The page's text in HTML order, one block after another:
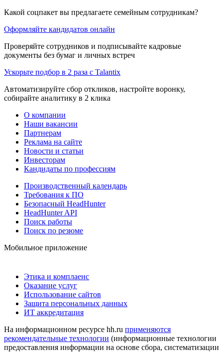
Какой соцпакет вы предлагаете семейным сотрудникам?
Оформляйте кандидатов онлайн
Проверяйте сотрудников и подписывайте кадровые
документы без бумаг и личных встреч
Ускорьте подбор в 2 раза с Talantix
Автоматизируйте сбор откликов, настройте воронку,
собирайте аналитику в 2 клика
О компании
Наши вакансии
Партнерам
Реклама на сайте
Новости и статьи
Инвесторам
Кандидаты по профессиям
Производственный календарь
Требования к ПО
Безопасный HeadHunter
HeadHunter API
Поиск работы
Поиск по резюме
Мобильное приложение
Этика и комплаенс
Оказание услуг
Использование сайтов
Защита персональных данных
ИТ аккредитация
На информационном ресурсе hh.ru применяются
рекомендательные технологии (информационные технологии
предоставления информации на основе сбора, систематизации